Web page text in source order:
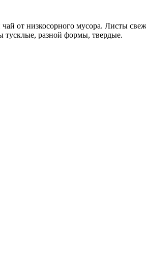
от низкосорного мусора. Листы
тусклые, разной формы, твердые.